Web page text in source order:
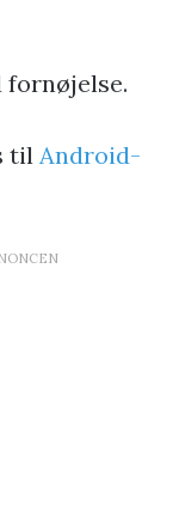
fornøjelse.
til Android-